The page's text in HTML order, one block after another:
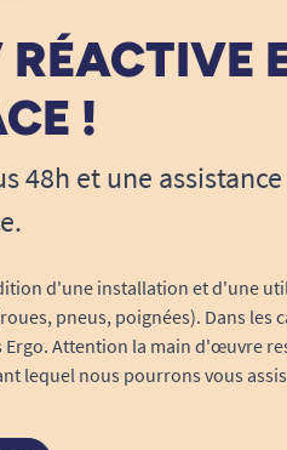
RÉACTIVE
!
48h et une
d'une installation et d'une
pneus, poignées). Dans les
Attention la main d'œuvre
lequel nous pourrons vous